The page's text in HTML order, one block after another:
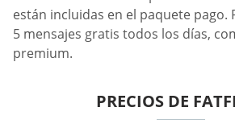
están incluidas en el paquete pago.
5 mensajes gratis todos los días,
premium.
PRECIOS DE